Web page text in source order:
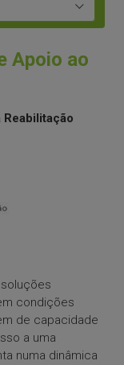
Apoio ao
Reabilitação
condições
de capacidade
a uma
numa dinâmica